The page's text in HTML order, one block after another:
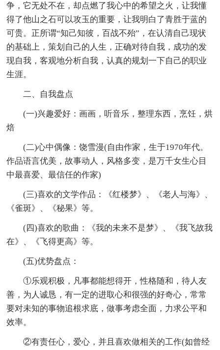
争，它无处不在，却点燃了我心中的希望之火，让我懂
得了他山之石可以攻玉的重要，让我明白了青胜于蓝的
可贵。正所谓“知己知彼，百战不殆”，在认清自己现状
的基础上，策划自己的人生，正确对待自我，成功的发
现自我，客观地分析自我，认真的规划一下自己的职业
生涯。
二、自我盘点
(一)兴趣爱好：画画，听音乐，整理东西，烹饪，烘
焙
(二)心中偶像：饶雪漫(自由作家，生于1970年代。
作品语言优美，故事动人，风格多变，是万千女生心目
中最喜爱、最信任的作家)
(三)喜欢的文学作品：《红楼梦》、《老人与海》、
《雀斑》、《秘果》等。
(四)喜欢的歌曲：《我的未来不是梦》、《我飞故我
在》、《飞得更高》等。
(五)优势盘点：
①乐观积极，凡事都能想得开，性格随和，待人友
善，为人诚恳，有一定的进取心和很强的好奇心，常常
要对未知的事物追根求底，做事考虑全面，力求公平和
效率。
②有责任心，爱心，并且喜欢做相关的工作(如曾经